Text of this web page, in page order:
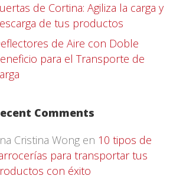
de Cortina: Agiliza la carga y
de tus productos
de Aire con Doble
para el Transporte de
Comments
Cristina Wong en 10 tipos de
para transportar tus
con éxito